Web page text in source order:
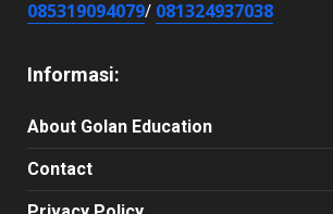
085319094079/ 081324937038
Informasi:
About Golan Education
Contact